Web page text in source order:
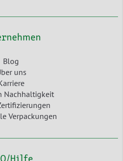
Blog
uns
Nachhaltigkeit
Verpackungen